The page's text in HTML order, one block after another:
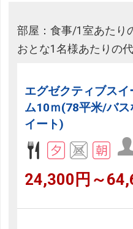
部屋：食事/1室あたり
おとな1名様あたりの
エグゼクティブス
ム10ｍ(78平米/バ
イート)
24,300円～